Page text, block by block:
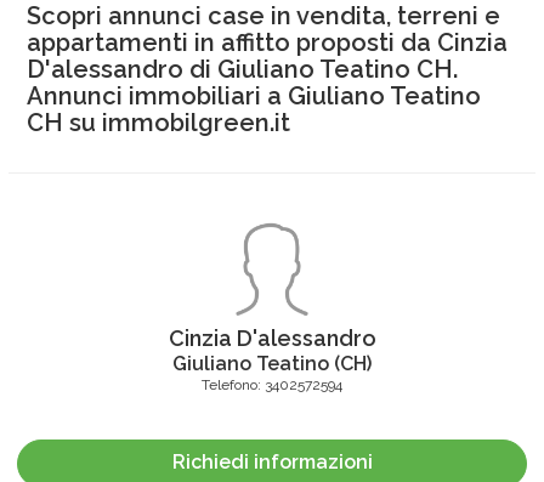
Scopri annunci case in vendita, terreni e
appartamenti in affitto proposti da Cinzia
D'alessandro di Giuliano Teatino CH.
Annunci immobiliari a Giuliano Teatino
CH su immobilgreen.it
Cinzia D'alessandro
Giuliano Teatino (CH)
Telefono: 3402572594
Richiedi informazioni